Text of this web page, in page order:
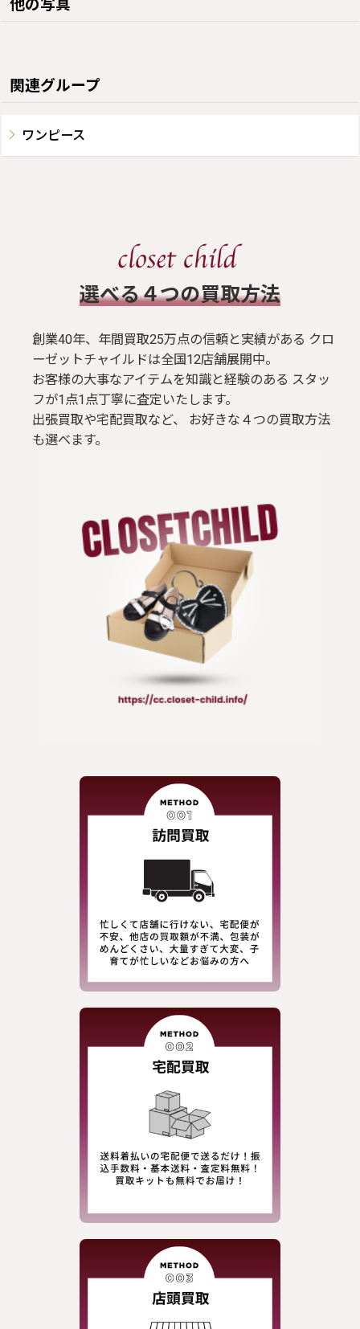
他の写真
関連グループ
ワンピース
​選べる４つの買取方法
創業40年、年間買取25万点の信頼と実績がある クロ
ーゼットチャイルドは全国12店舗展開中。
お客様の大事なアイテムを知識と経験のある スタッ
フが1点1点丁寧に査定いたします。
出張買取や宅配買取など、 お好きな４つの買取方法
も選べます。